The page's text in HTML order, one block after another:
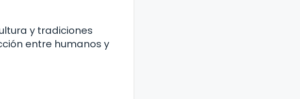
y tradiciones
entre humanos y